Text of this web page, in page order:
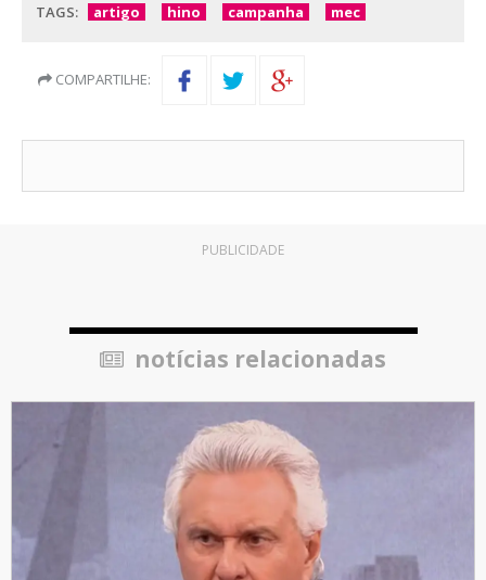
TAGS: artigo hino campanha mec
COMPARTILHE:
PUBLICIDADE
notícias relacionadas